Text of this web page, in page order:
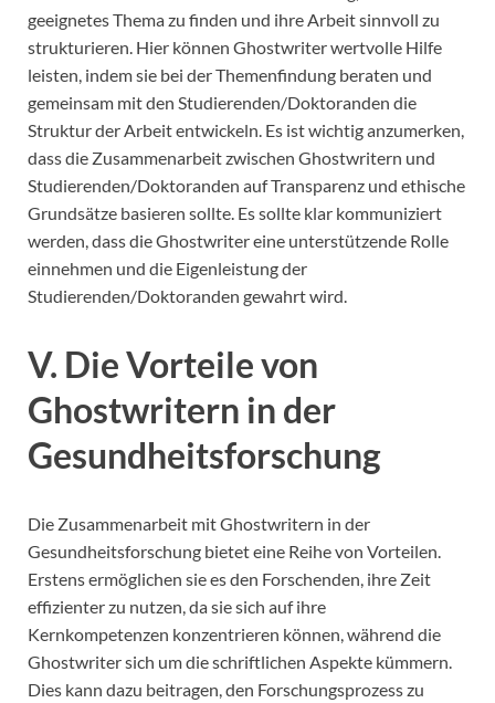
geeignetes Thema zu finden und ihre Arbeit sinnvoll zu
strukturieren. Hier können Ghostwriter wertvolle Hilfe
leisten, indem sie bei der Themenfindung beraten und
gemeinsam mit den Studierenden/Doktoranden die
Struktur der Arbeit entwickeln. Es ist wichtig anzumerken,
dass die Zusammenarbeit zwischen Ghostwritern und
Studierenden/Doktoranden auf Transparenz und ethische
Grundsätze basieren sollte. Es sollte klar kommuniziert
werden, dass die Ghostwriter eine unterstützende Rolle
einnehmen und die Eigenleistung der
Studierenden/Doktoranden gewahrt wird.
V. Die Vorteile von
Ghostwritern in der
Gesundheitsforschung
Die Zusammenarbeit mit Ghostwritern in der
Gesundheitsforschung bietet eine Reihe von Vorteilen.
Erstens ermöglichen sie es den Forschenden, ihre Zeit
effizienter zu nutzen, da sie sich auf ihre
Kernkompetenzen konzentrieren können, während die
Ghostwriter sich um die schriftlichen Aspekte kümmern.
Dies kann dazu beitragen, den Forschungsprozess zu